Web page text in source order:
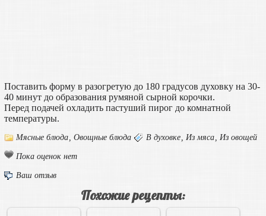
Поставить форму в разогретую до 180 градусов духовку на 30-
40 минут до образования румяной сырной корочки.
Перед подачей охладить пастуший пирог до комнатной
температуры.
Мясные блюда, Овощные блюда В духовке, Из мяса, Из овощей
Пока оценок нет
Ваш отзыв
Похожие рецепты: